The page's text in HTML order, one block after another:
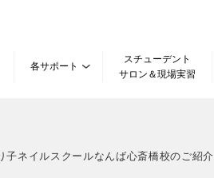
各サポート
スチューデント
サロン＆現場実習
子ネイルスクールなんば心斎橋校のご紹介